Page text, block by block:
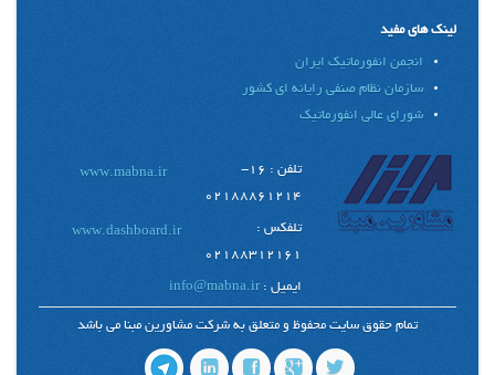
لینک های مفید
انجمن انفورماتیک ایران
سازمان نظام صنفی رایانه ای کشور
شورای عالی انفورماتیک
www.mabna.ir
تلفن : 16-
02188861214
www.dashboard.ir
تلفکس :
02188312161
ایمیل :info@mabna.ir
تمام حقوق سایت محفوظ و متعلق به شرکت مشاورین مبنا می باشد